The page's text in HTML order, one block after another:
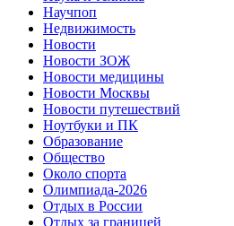
Научпоп
Недвижимость
Новости
Новости ЗОЖ
Новости медицины
Новости Москвы
Новости путешествий
Ноутбуки и ПК
Образование
Общество
Около спорта
Олимпиада-2026
Отдых в России
Отдых за границей